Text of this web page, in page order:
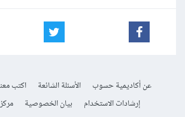
عن أكاديمية حسوب الأسئلة الشائعة اكتب معنا
إرشادات الاستخدام
بيان الخصوصية